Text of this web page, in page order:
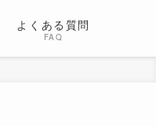
よくある質問
FAQ